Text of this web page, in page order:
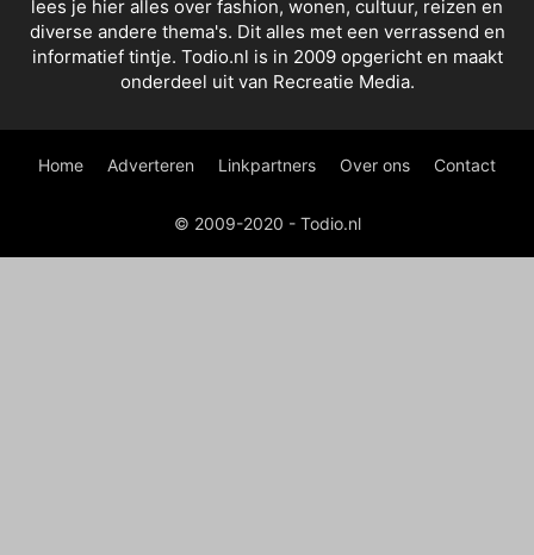
lees je hier alles over fashion, wonen, cultuur, reizen en
diverse andere thema's. Dit alles met een verrassend en
informatief tintje. Todio.nl is in 2009 opgericht en maakt
onderdeel uit van Recreatie Media.
Home Adverteren Linkpartners Over ons Contact
© 2009-2020 - Todio.nl